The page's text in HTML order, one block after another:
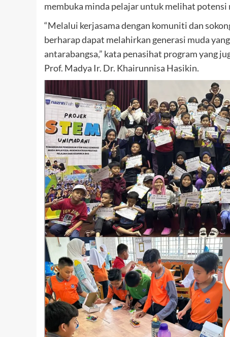
membuka minda pelajar untuk melihat potensi
“Melalui kerjasama dengan komuniti dan
berharap dapat melahirkan generasi muda
antarabangsa,” kata penasihat program yang
Prof. Madya Ir. Dr. Khairunnisa Hasikin.